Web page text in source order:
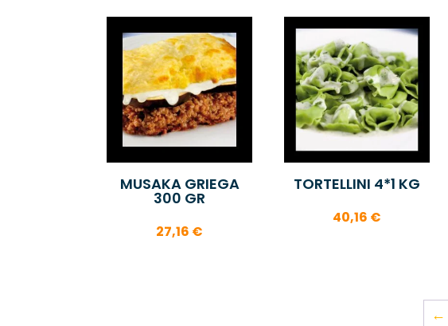
MUSAKA GRIEGA
300 GR
27,16 €
TORTELLINI 4*1 KG
40,16 €
←